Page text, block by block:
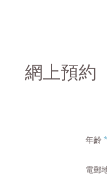
網上預約
年齡 *
電郵